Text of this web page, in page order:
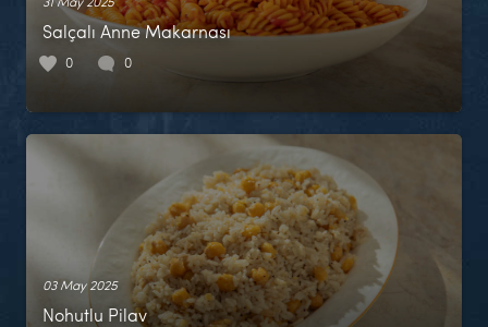
Salçalı Anne Makarnası
0 0
03 May 2025
Nohutlu Pilav